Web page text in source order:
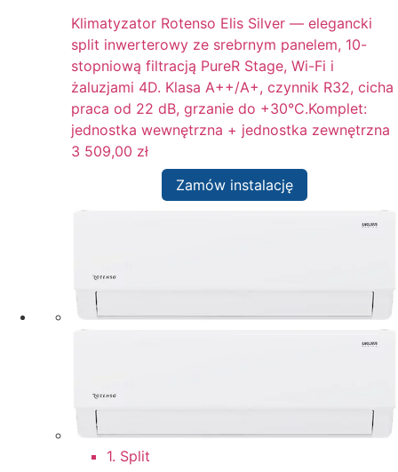
Klimatyzator Rotenso Elis Silver — elegancki
split inwerterowy ze srebrnym panelem, 10-
stopniową filtracją PureR Stage, Wi-Fi i
żaluzjami 4D. Klasa A++/A+, czynnik R32, cicha
praca od 22 dB, grzanie do +30°C.Komplet:
jednostka wewnętrzna + jednostka zewnętrzna
3 509,00 zł
Zamów instalację
1. Split